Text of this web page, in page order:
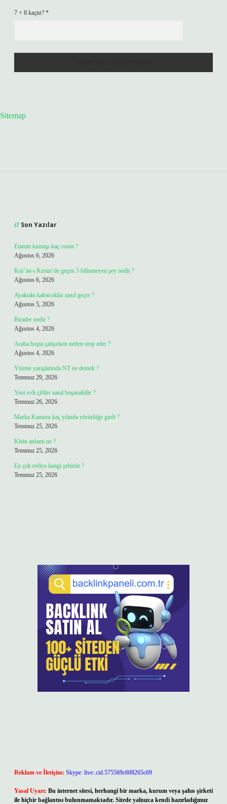
7 + 8 kaçtır? *
Sitemap
Son Yazılar
Etamin kumaşı kaç count ?
Ağustos 6, 2026
Kur’an-ı Kerim’de geçen 5 bilinmeyen şey nedir ?
Ağustos 6, 2026
Ayaktaki kabarcıklar nasıl geçer ?
Ağustos 5, 2026
Birader nedir ?
Ağustos 4, 2026
Araba boşta çalışırken neden stop eder ?
Ağustos 4, 2026
Yüzme yarışlarında NT ne demek ?
Temmuz 29, 2026
Yeni evli çiftler nasıl boşanabilir ?
Temmuz 26, 2026
Marka Kanunu kaç yılında yürürlüğe girdi ?
Temmuz 25, 2026
Klein anlami ne ?
Temmuz 25, 2026
En çok evliya hangi şehirde ?
Temmuz 25, 2026
Reklam ve İletişim: Skype: live:.cid.575569c608265c69
Yasal Uyarı: Bu internet sitesi, herhangi bir marka, kurum veya şahıs şirketi
ile hiçbir bağlantısı bulunmamaktadır. Sitede yalnızca kendi hazırladığımız